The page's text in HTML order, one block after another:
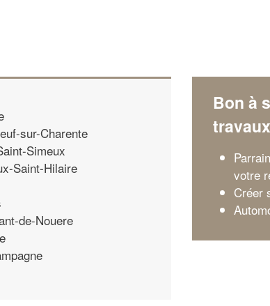
sur-Charente
Simeux
Saint-Hilaire
de-Nouere
Bon à
travaux
votre
Créer